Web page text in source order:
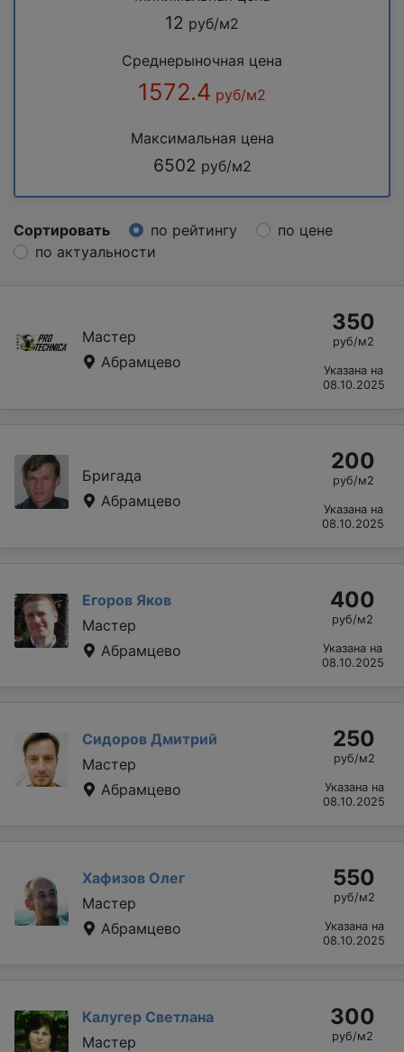
12 руб/м2
Среднерыночная цена
1572.4 руб/м2
Максимальная цена
6502 руб/м2
Сортировать по рейтингу
по цене
по актуальности
Мастер
Абрамцево
350
руб/м2
Указана на
08.10.2025
Бригада
Абрамцево
200
руб/м2
Указана на
08.10.2025
Егоров Яков
Мастер
Абрамцево
400
руб/м2
Указана на
08.10.2025
Сидоров Дмитрий
Мастер
Абрамцево
250
руб/м2
Указана на
08.10.2025
Хафизов Олег
Мастер
Абрамцево
550
руб/м2
Указана на
08.10.2025
Калугер Светлана
Мастер
300
руб/м2